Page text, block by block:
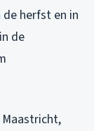
herfst en in
de